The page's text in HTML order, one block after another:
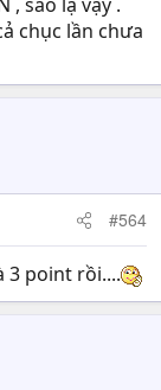
chục lần chưa
#564
3 point rồi....